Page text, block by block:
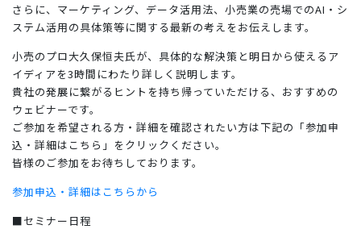
さらに、マーケティング、データ活用法、小売業の売場でのAI・シ
ステム活用の具体策等に関する最新の考えをお伝えします。
小売のプロ大久保恒夫氏が、具体的な解決策と明日から使えるア
イディアを3時間にわたり詳しく説明します。
貴社の発展に繋がるヒントを持ち帰っていただける、おすすめの
ウェビナーです。
ご参加を希望される方・詳細を確認されたい方は下記の「参加申
込・詳細はこちら」をクリックください。
皆様のご参加をお待ちしております。
参加申込・詳細はこちらから
■セミナー日程